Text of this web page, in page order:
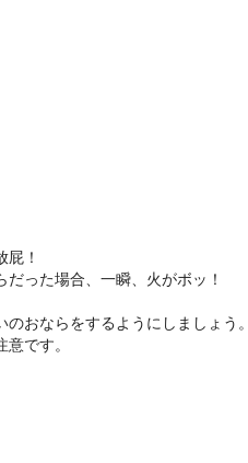
！
った場合、一瞬、火がボッ！
おならをするようにしましょう。
です。